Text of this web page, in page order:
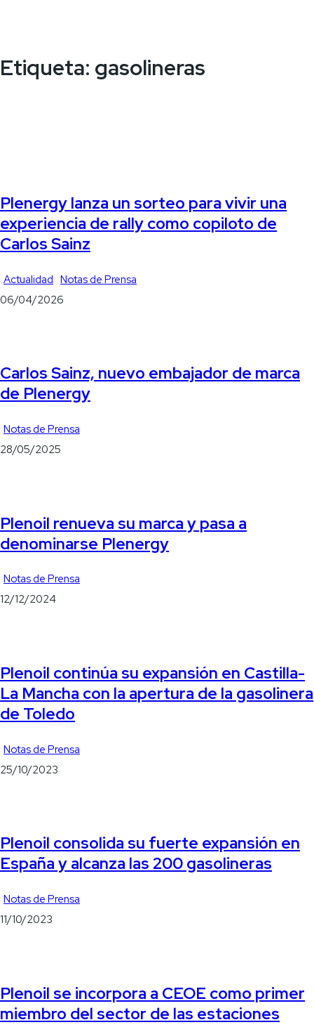
Etiqueta: gasolineras
Plenergy lanza un sorteo para vivir una
experiencia de rally como copiloto de
Carlos Sainz
Actualidad Notas de Prensa
06/04/2026
Carlos Sainz, nuevo embajador de marca
de Plenergy
Notas de Prensa
28/05/2025
Plenoil renueva su marca y pasa a
denominarse Plenergy
Notas de Prensa
12/12/2024
Plenoil continúa su expansión en Castilla-
La Mancha con la apertura de la gasolinera
de Toledo
Notas de Prensa
25/10/2023
Plenoil consolida su fuerte expansión en
España y alcanza las 200 gasolineras
Notas de Prensa
11/10/2023
Plenoil se incorpora a CEOE como primer
miembro del sector de las estaciones